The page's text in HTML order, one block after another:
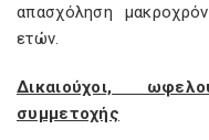
απασχόληση
ετών.
Δικαιούχοι,
συμμετοχής